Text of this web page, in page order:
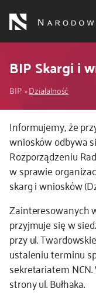
treści
dla wnioskodawców
dla realizujących
dla ekspertów
efekty NCN
współpraca
nagroda NCN
kontakt
BIP Skargi i
Ścieżka
nawigacyjna
BIP Działalność
Kod
CSS
i
JS
Informujemy, że
wniosków odbywa
Rozporządzeniu
w sprawie
skarg i wniosków
Zainteresowanych
przyjmuje się w
przy ul.
ustaleniu terminu
sekretariatem
strony ul. Bułhaka.